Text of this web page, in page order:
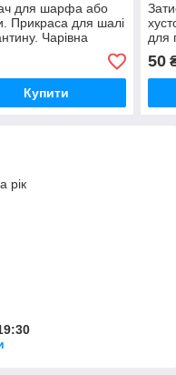
для шарфа або
Прикраса для шалі
Чарівна
для теплих
Купити
для
для
50
рік